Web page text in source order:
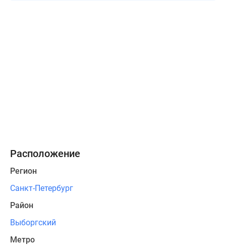
по
авторскому
проекту,
сочетает
в
единое
Расположение
Регион
Санкт-Петербург
Район
Выборгский
Метро